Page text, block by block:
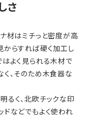
さ
材はミチっと密度が高
からすれば硬く加工し
よく見られる木材で
、そのため木食器な
るく、北欧チックな印
ドなどでもよく使われ